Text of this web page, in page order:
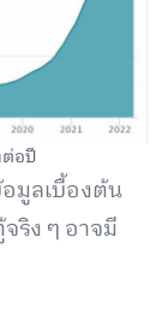
ต่อปี
มูลเบื้องต้น
ริง ๆ อาจมี